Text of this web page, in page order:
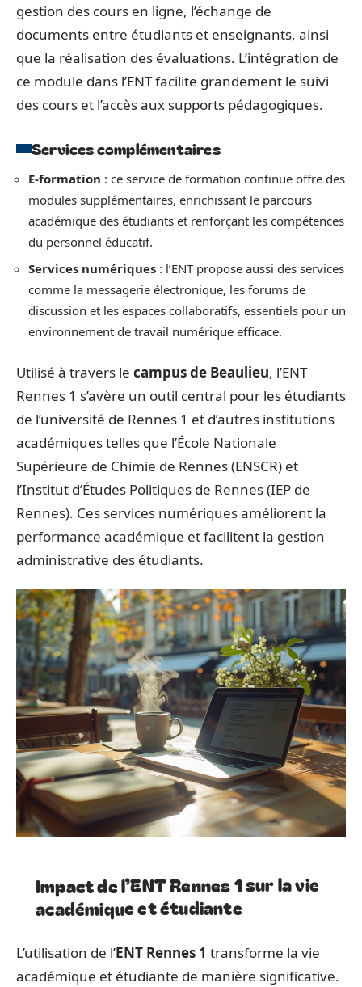
gestion des cours en ligne, l’échange de
documents entre étudiants et enseignants, ainsi
que la réalisation des évaluations. L’intégration de
ce module dans l’ENT facilite grandement le suivi
des cours et l’accès aux supports pédagogiques.
Services complémentaires
E-formation : ce service de formation continue offre des
modules supplémentaires, enrichissant le parcours
académique des étudiants et renforçant les compétences
du personnel éducatif.
Services numériques : l’ENT propose aussi des services
comme la messagerie électronique, les forums de
discussion et les espaces collaboratifs, essentiels pour un
environnement de travail numérique efficace.
Utilisé à travers le campus de Beaulieu, l’ENT
Rennes 1 s’avère un outil central pour les étudiants
de l’université de Rennes 1 et d’autres institutions
académiques telles que l’École Nationale
Supérieure de Chimie de Rennes (ENSCR) et
l’Institut d’Études Politiques de Rennes (IEP de
Rennes). Ces services numériques améliorent la
performance académique et facilitent la gestion
administrative des étudiants.
Impact de l’ENT Rennes 1 sur la vie
académique et étudiante
L’utilisation de l’ENT Rennes 1 transforme la vie
académique et étudiante de manière significative.